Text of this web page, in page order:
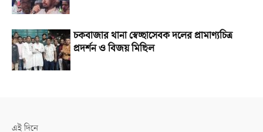
চকবাজার থানা স্বেচ্ছাসেবক দলের প্রামাণ্যচিত্র
প্রদর্শন ও বিজয় মিছিল
এই দিনে